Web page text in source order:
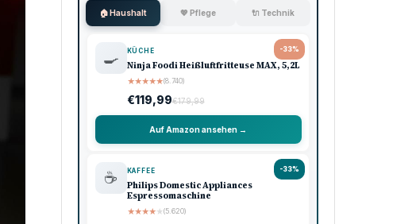
🏠 Haushalt 💖 Pflege 🔌 Technik
-33%
🍳 KÜCHE
Ninja Foodi Heißluftfritteuse MAX, 5,2L
★★★★★(8.740)
€119,99€179,99
Auf Amazon ansehen →
-33%
☕ KAFFEE
Philips Domestic Appliances
Espressomaschine
★★★★★(5.620)